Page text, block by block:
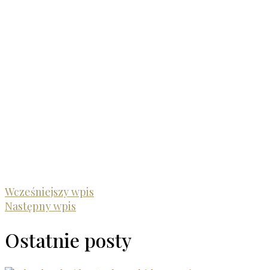
Wcześniejszy wpis
Następny wpis
Ostatnie posty